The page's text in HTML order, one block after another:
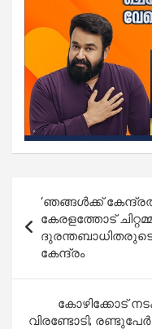
navigation
‘ഞങ്ങൾക്ക്
കേരളത്തോട്
കേന്ദ്രം
കോഴിക്കോട്
വിരണ്ടോടി;